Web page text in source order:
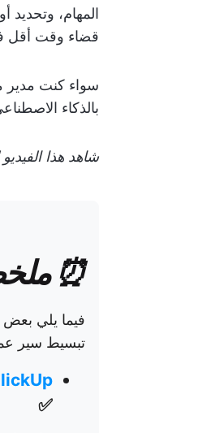
المهام،
قضاء وقت أقل
بالذكاء
شاهد هذا
⏰ ملخص
فيما يلي بعض
تبسيط سير
✅